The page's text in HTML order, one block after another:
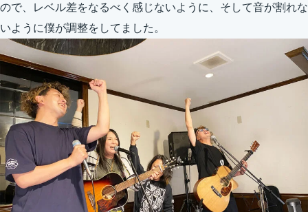
ので、レベル差をなるべく感じないように、そして音が割れな
いように僕が調整をしてました。